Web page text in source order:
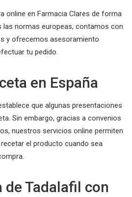
online en Farmacia Clares de forma
las normas europeas, contamos con
y ofrecemos asesoramiento
tu pedido.
en España
que algunas presentaciones
Sin embargo, gracias a convenios
nuestros servicios online permiten
el producto cuando sea
de Tadalafil con